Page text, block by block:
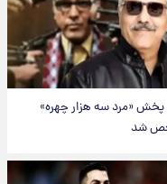
پخش «مرد سه هزار چهره»
شد